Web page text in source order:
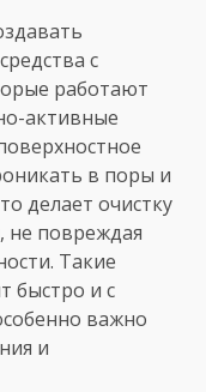
с
работают
активные
в поры и
делает очистку
не повреждая
Такие
быстро и с
важно
и